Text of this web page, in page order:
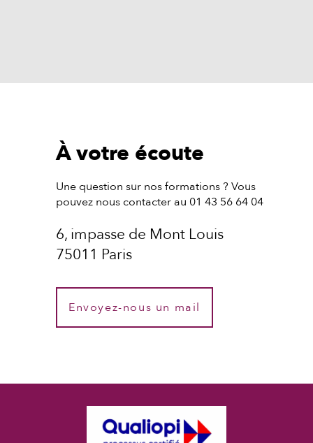
À votre écoute
Une question sur nos formations ? Vous
pouvez nous contacter au 01 43 56 64 04
6, impasse de Mont Louis
75011 Paris
Envoyez-nous un mail